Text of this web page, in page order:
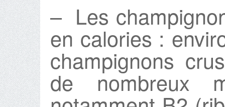
– Les
en calories :
champignons
de nombreux